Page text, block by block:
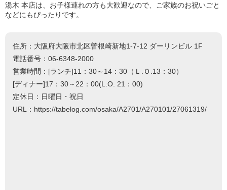
湯木 本店は、お子様連れの方も大歓迎なので、ご家族のお祝いごと
などにもぴったりです。
住所：大阪府大阪市北区曽根崎新地1-7-12 ダーリンビル 1F
電話番号：06-6348-2000
営業時間：[ランチ]11：30～14：30（Ｌ.Ｏ.13：30）
[ディナー]17：30～22：00(L.O. 21：00)
定休日：日曜日・祝日
URL：https://tabelog.com/osaka/A2701/A270101/27061319/